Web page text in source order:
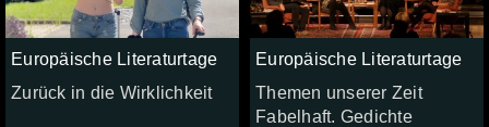
Europäische Literaturtage
Zurück in die Wirklichkeit
Europäische Literaturtage
Themen unserer Zeit
Fabelhaft. Gedichte